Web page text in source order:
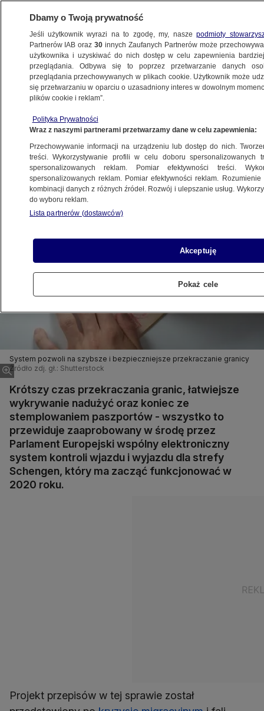
BIZNES
ZE ŚWIATA
Unia zmieni system kontroli na granicach
25.10.2017, 18:13
Udostępnij
System pozwoli na szybsze i bezpieczniejsze przekraczanie granicy
Źródło zdj. gł.: Shutterstock
Krótszy czas przekraczania granic, łatwiejsze
wykrywanie nadużyć oraz koniec ze
stemplowaniem paszportów - wszystko to
przewiduje zaaprobowany w środę przez
Parlament Europejski wspólny elektroniczny
system kontroli wjazdu i wyjazdu dla strefy
Schengen, który ma zacząć funkcjonować w
2020 roku.
Projekt przepisów w tej sprawie został
Dbamy o Twoją prywatność
Jeśli użytkownik wyrazi na to zgodę, my, naszepodmioty
Partnerów IAB oraz30 innych Zaufanych Partnerów może
użytkownika i uzyskiwać do nich dostęp w celu zapewnienia
przeglądania. Odbywa się to poprzez przetwarzanie danych
przeglądania przechowywanych w plikach cookie. Użytkownik może
się przetwarzaniu w oparciu o uzasadniony interes w dowolnym
plików cookie i reklam”.
Polityka Prywatności
Wraz z naszymi partnerami przetwarzamy dane w celu zapewnienia:
Przechowywanie informacji na urządzeniu lub dostęp do nich.
treści. Wykorzystywanie profili w celu doboru spersonalizowanych
spersonalizowanych reklam. Pomiar efektywności treści.
spersonalizowanych reklam. Pomiar efektywności reklam.
kombinacji danych z różnych źródeł. Rozwój i ulepszanie usług.
do wyboru reklam.
Lista partnerów (dostawców)
Akceptuję
Pokaż cele